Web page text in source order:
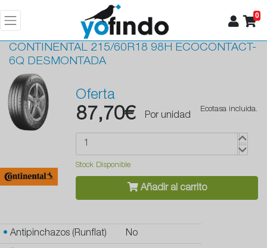
0
CONTINENTAL 215/60R18 98H ECOCONTACT-
6Q DESMONTADA
Oferta
87,70€ Por unidad
Ecotasa incluida.
Stock Disponible
Añadir al carrito
• Antipinchazos (Runflat) No